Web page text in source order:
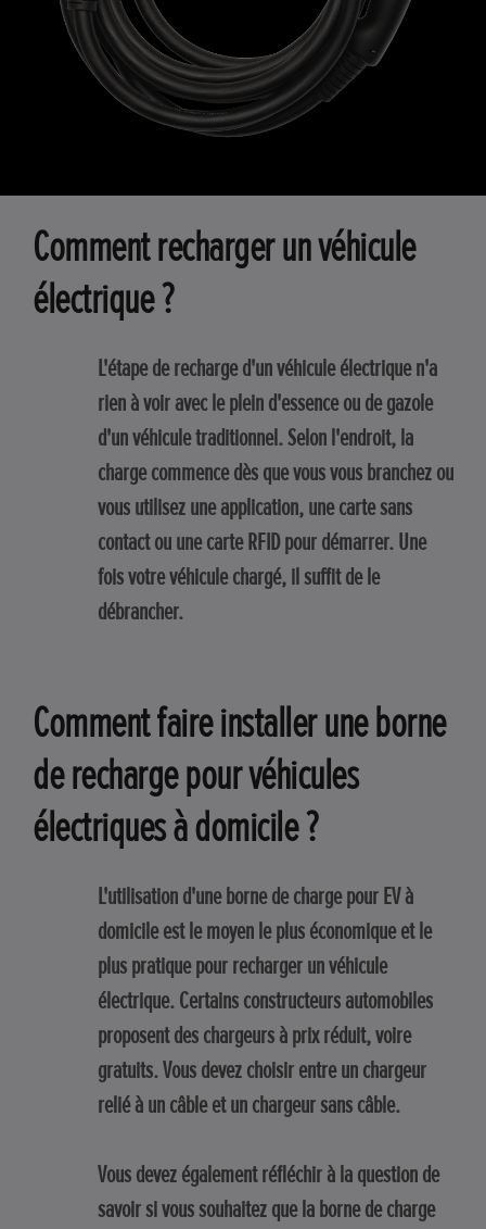
Comment recharger un véhicule
électrique ?
L'étape de recharge d'un véhicule électrique n'a
rien à voir avec le plein d'essence ou de gazole
d'un véhicule traditionnel. Selon l'endroit, la
charge commence dès que vous vous branchez ou
vous utilisez une application, une carte sans
contact ou une carte RFID pour démarrer. Une
fois votre véhicule chargé, il suffit de le
débrancher.
Comment faire installer une borne
de recharge pour véhicules
électriques à domicile ?
L'utilisation d'une borne de charge pour EV à
domicile est le moyen le plus économique et le
plus pratique pour recharger un véhicule
électrique. Certains constructeurs automobiles
proposent des chargeurs à prix réduit, voire
gratuits. Vous devez choisir entre un chargeur
relié à un câble et un chargeur sans câble.
Vous devez également réfléchir à la question de
savoir si vous souhaitez que la borne de charge